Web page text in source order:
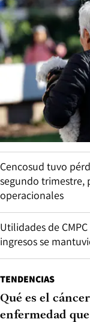
Cencosud tuvo
segundo trimestre,
operacionales
Utilidades de
ingresos se
TENDENCIAS
Qué es el
enfermedad